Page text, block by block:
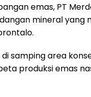
emas, PT
mineral yang
samping area
produksi emas